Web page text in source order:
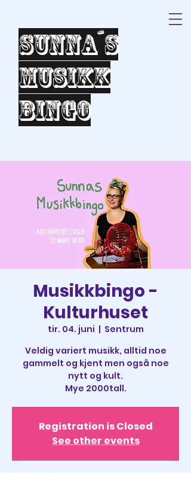
Sunna´s
Musikk
bingo
Musikkbingo -
Kulturhuset
tir. 04. juni
  |
Sentrum
Veldig variert musikk, alltid noe
gammelt og kjent men også noe
nytt og kult.
Mye 2000tall.
Registration is Closed
See other events